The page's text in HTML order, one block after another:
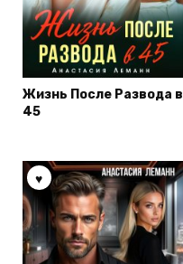
Жизнь После Развода в
45